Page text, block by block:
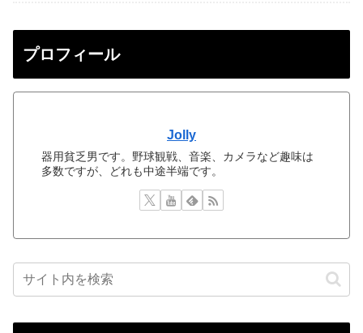
プロフィール
Jolly
器用貧乏男です。野球観戦、音楽、カメラなど趣味は
多数ですが、どれも中途半端です。